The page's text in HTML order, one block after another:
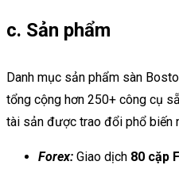
c. Sản phẩm
Danh mục sản phẩm sàn
tổng cộng hơn 250+ công cụ
tài sản được trao đổi phổ biến
Forex: Giao dịch 80 cặp